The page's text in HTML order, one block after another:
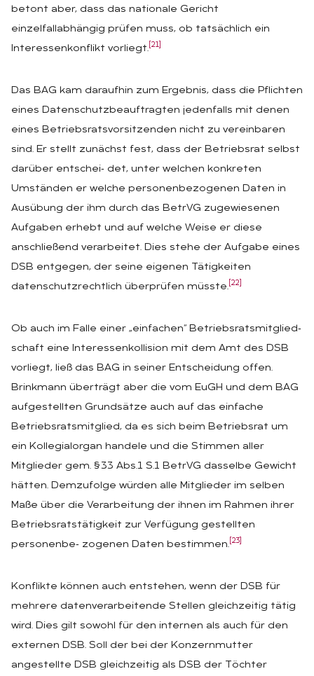
betont aber, dass das nationale Gericht
einzelfallabhängig prüfen muss, ob tatsächlich ein
Interessenkonflikt vorliegt. [21]
Das BAG kam daraufhin zum Ergebnis, dass die Pflichten
eines Datenschutzbeauftragten jedenfalls mit denen
eines Betriebsratsvorsitzenden nicht zu vereinbaren
sind. Er stellt zunächst fest, dass der Betriebsrat selbst
darüber entschei‑ det, unter welchen konkreten
Umständen er welche personenbezogenen Daten in
Ausübung der ihm durch das BetrVG zugewiesenen
Aufgaben erhebt und auf welche Weise er diese
anschließend verarbeitet. Dies stehe der Aufgabe eines
DSB entgegen, der seine eigenen Tätigkeiten
datenschutzrechtlich überprüfen müsste. [22]
Ob auch im Falle einer „einfachen“ Betriebsratsmitglied‑
schaft eine Interessenkollision mit dem Amt des DSB
vorliegt, ließ das BAG in seiner Entscheidung offen.
Brinkmann überträgt aber die vom EuGH und dem BAG
aufgestellten Grundsätze auch auf das einfache
Betriebsratsmitglied, da es sich beim Betriebsrat um
ein Kollegialorgan handele und die Stimmen aller
Mitglieder gem. §33 Abs.1 S.1 BetrVG dasselbe Gewicht
hätten. Demzufolge würden alle Mitglieder im selben
Maße über die Verarbeitung der ihnen im Rahmen ihrer
Betriebsratstätigkeit zur Verfügung gestellten
personenbe‑ zogenen Daten bestimmen. [23]
Konflikte können auch entstehen, wenn der DSB für
mehrere datenverarbeitende Stellen gleichzeitig tätig
wird. Dies gilt sowohl für den internen als auch für den
externen DSB. Soll der bei der Konzernmutter
angestellte DSB gleichzeitig als DSB der Töchter